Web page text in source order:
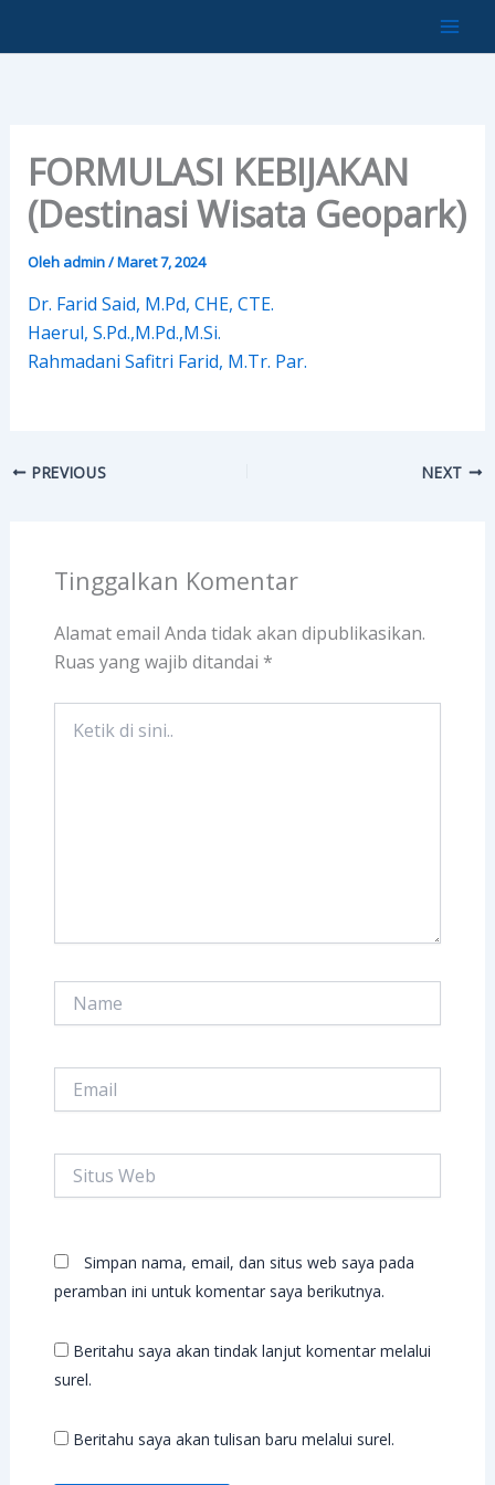
FORMULASI KEBIJAKAN
(Destinasi Wisata Geopark)
Oleh admin/Maret 7, 2024
Dr. Farid Said, M.Pd, CHE, CTE.
Haerul, S.Pd.,M.Pd.,M.Si.
Rahmadani Safitri Farid, M.Tr. Par.
PREVIOUS NEXT
Tinggalkan Komentar
Alamat email Anda tidak akan dipublikasikan.
Ruas yang wajib ditandai *
Web
Simpan nama, email, dan situs web saya pada
peramban ini untuk komentar saya berikutnya.
Beritahu saya akan tindak lanjut komentar melalui
surel.
Beritahu saya akan tulisan baru melalui surel.